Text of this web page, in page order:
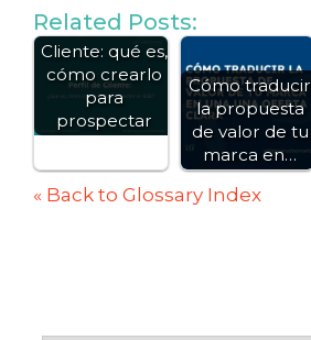
Related Posts:
Perfil de
Cliente: qué es,
cómo crearlo
para
prospectar
Cómo traducir
la propuesta
de valor de tu
marca en…
« Back to Glossary Index